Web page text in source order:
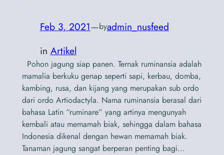
Feb 3, 2021—byadmin_nusfeed
in Artikel
Pohon jagung siap panen. Ternak ruminansia adalah
mamalia berkuku genap seperti sapi, kerbau, domba,
kambing, rusa, dan kijang yang merupakan sub ordo
dari ordo Artiodactyla. Nama ruminansia berasal dari
bahasa Latin “ruminare” yang artinya mengunyah
kembali atau memamah biak, sehingga dalam bahasa
Indonesia dikenal dengan hewan memamah biak.
Tanaman jagung sangat berperan penting bagi…